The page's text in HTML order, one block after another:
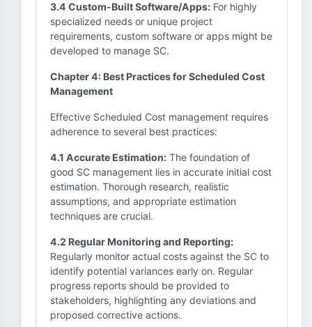
3.4 Custom-Built Software/Apps: For highly
specialized needs or unique project
requirements, custom software or apps might be
developed to manage SC.
Chapter 4: Best Practices for Scheduled Cost
Management
Effective Scheduled Cost management requires
adherence to several best practices:
4.1 Accurate Estimation: The foundation of
good SC management lies in accurate initial cost
estimation. Thorough research, realistic
assumptions, and appropriate estimation
techniques are crucial.
4.2 Regular Monitoring and Reporting:
Regularly monitor actual costs against the SC to
identify potential variances early on. Regular
progress reports should be provided to
stakeholders, highlighting any deviations and
proposed corrective actions.